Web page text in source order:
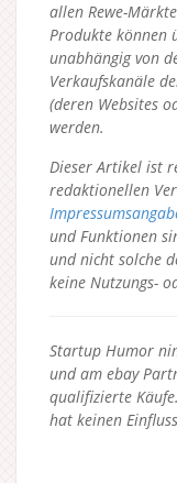
allen Rewe-
Produkte können
unabhängig von
Verkaufskanäle
(deren Websites
werden.
Dieser Artikel ist
redaktionellen
und Funktionen
und nicht solche
keine Nutzungs-
Startup Humor
und am ebay
qualifizierte
hat keinen